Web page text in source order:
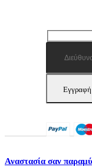
Εγγραφή
Αναστασία σαν